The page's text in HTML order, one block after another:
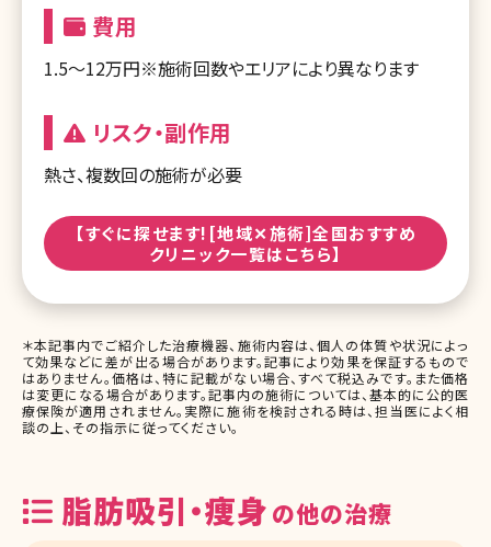
費用
1.5～12万円※施術回数やエリアにより異なります
リスク・副作用
熱さ、複数回の施術が必要
【すぐに探せます![地域✕施術]全国おすすめ
クリニック一覧はこちら】
＊本記事内でご紹介した治療機器、施術内容は、個人の体質や状況によっ
て効果などに差が出る場合があります。記事により効果を保証するもので
はありません。価格は、特に記載がない場合、すべて税込みです。また価格
は変更になる場合があります。記事内の施術については、基本的に公的医
療保険が適用されません。実際に施術を検討される時は、担当医によく相
談の上、その指示に従ってください。
脂肪吸引・痩身 の他の治療